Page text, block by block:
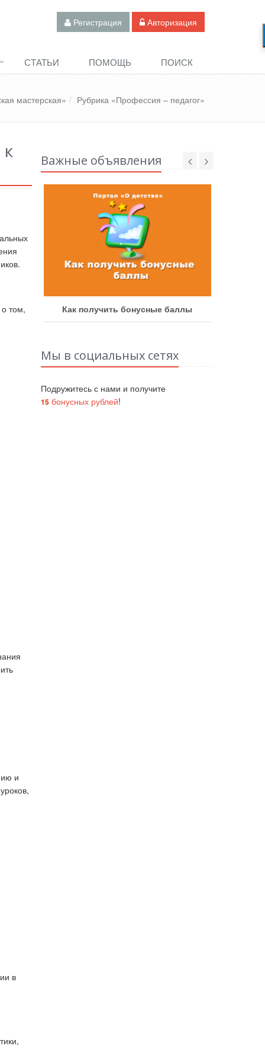
Регистрация Авторизация
СТАТЬИ ПОМОЩЬ ПОИСК
мастерская» Рубрика «Профессия – педагог»
том,
и
в
Важные объявления
Как получить бонусные баллы
Мы в социальных сетях
Подружитесь с нами и получите
15бонусных рублей!